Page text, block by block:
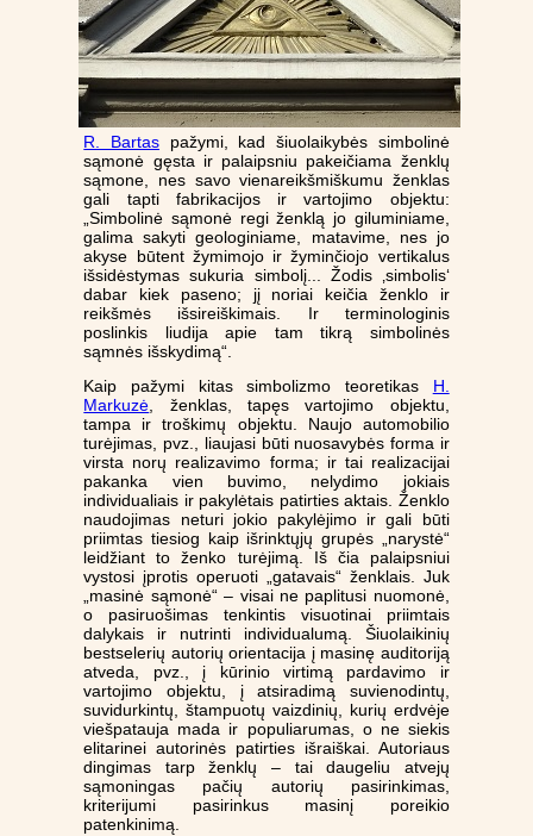
R. Bartas pažymi, kad šiuolaikybės simbolinė
sąmonė gęsta ir palaipsniu pakeičiama ženklų
sąmone, nes savo vienareikšmiškumu ženklas
gali tapti fabrikacijos ir vartojimo objektu:
„Simbolinė sąmonė regi ženklą jo giluminiame,
galima sakyti geologiniame, matavime, nes jo
akyse būtent žymimojo ir žyminčiojo vertikalus
išsidėstymas sukuria simbolį... Žodis ‚simbolis‘
dabar kiek paseno; jį noriai keičia ženklo ir
reikšmės išsireiškimais. Ir terminologinis
poslinkis liudija apie tam tikrą simbolinės
sąmnės išskydimą“.
Kaip pažymi kitas simbolizmo teoretikas H.
Markuzė , ženklas, tapęs vartojimo objektu,
tampa ir troškimų objektu. Naujo automobilio
turėjimas, pvz., liaujasi būti nuosavybės forma ir
virsta norų realizavimo forma; ir tai realizacijai
pakanka vien buvimo, nelydimo jokiais
individualiais ir pakylėtais patirties aktais. Ženklo
naudojimas neturi jokio pakylėjimo ir gali būti
priimtas tiesiog kaip išrinktųjų grupės „narystė“
leidžiant to ženko turėjimą. Iš čia palaipsniui
vystosi įprotis operuoti „gatavais“ ženklais. Juk
„masinė sąmonė“ – visai ne paplitusi nuomonė,
o pasiruošimas tenkintis visuotinai priimtais
dalykais ir nutrinti individualumą. Šiuolaikinių
bestselerių autorių orientacija į masinę auditoriją
atveda, pvz., į kūrinio virtimą pardavimo ir
vartojimo objektu, į atsiradimą suvienodintų,
suvidurkintų, štampuotų vaizdinių, kurių erdvėje
viešpatauja mada ir populiarumas, o ne siekis
elitarinei autorinės patirties išraiškai. Autoriaus
dingimas tarp ženklų – tai daugeliu atvejų
sąmoningas pačių autorių pasirinkimas,
kriterijumi pasirinkus masinį poreikio
patenkinimą.